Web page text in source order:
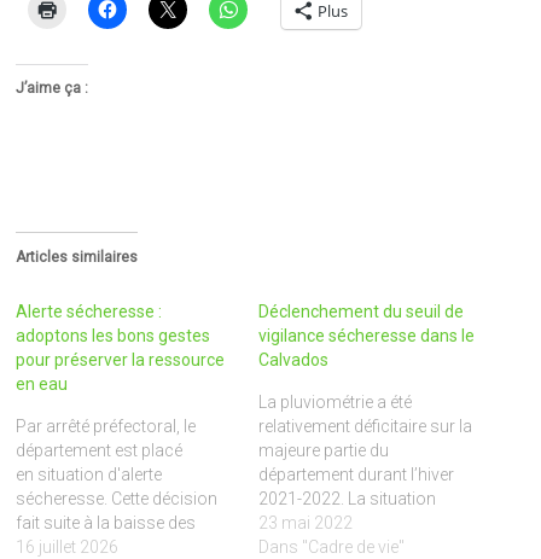
Plus
J’aime ça :
Articles similaires
Alerte sécheresse :
adoptons les bons gestes
pour préserver la ressource
en eau
Par arrêté préfectoral, le
département est placé
en situation d'alerte
sécheresse. Cette décision
fait suite à la baisse des
débits des cours d'eau et
16 juillet 2026
Déclenchement du seuil de
vigilance sécheresse dans le
Calvados
La pluviométrie a été
relativement déficitaire sur la
majeure partie du
département durant l’hiver
2021-2022. La situation
début mai 2022 est marquée
par la généralisation de la
23 mai 2022
Dans "Cadre de vie"